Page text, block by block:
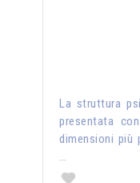
La struttura
presentata
dimensioni più
…